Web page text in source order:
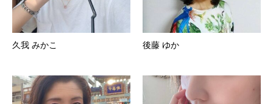
久我 みかこ 後藤 ゆか